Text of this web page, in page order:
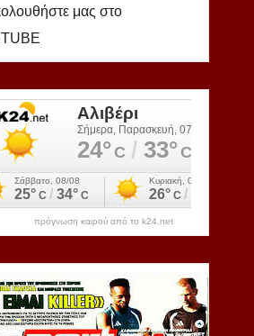
μας στο
πρόγνωση καιρού από το k24.net